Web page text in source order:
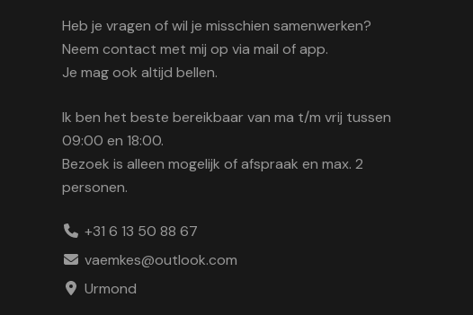
Heb je vragen of wil je misschien samenwerken?
Neem contact met mij op via mail of app.
Je mag ook altijd bellen.
Ik ben het beste bereikbaar van ma t/m vrij tussen
09:00 en 18:00.
Bezoek is alleen mogelijk of afspraak en max. 2
personen.
+31 6 13 50 88 67
vaemkes@outlook.com
Urmond